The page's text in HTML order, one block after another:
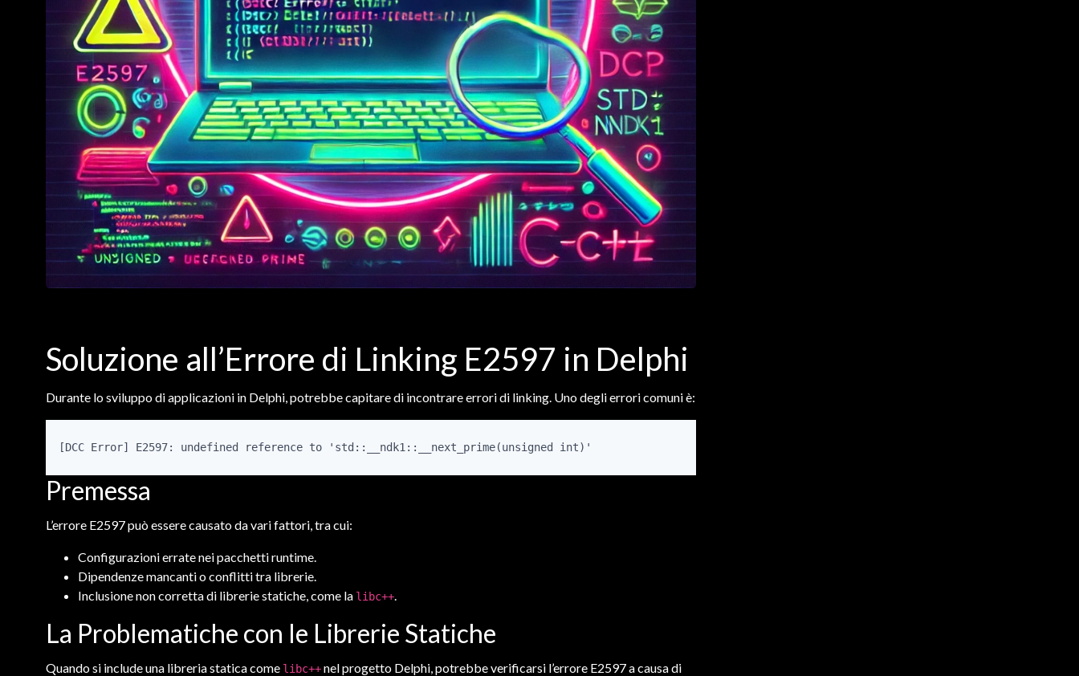
Soluzione all’Errore di Linking E2597 in Delphi
Durante lo sviluppo di applicazioni in Delphi, potrebbe capitare di incontrare errori di linking. Uno degli errori comuni è:
[DCC Error] E2597: undefined reference to 'std::__ndk1::__next_prime(unsigned int)'
Premessa
L’errore E2597 può essere causato da vari fattori, tra cui:
Configurazioni errate nei pacchetti runtime.
Dipendenze mancanti o conflitti tra librerie.
Inclusione non corretta di librerie statiche, come la libc++.
La Problematiche con le Librerie Statiche
Quando si include una libreria statica come libc++nel progetto Delphi, potrebbe verificarsi l’errore E2597 a causa di